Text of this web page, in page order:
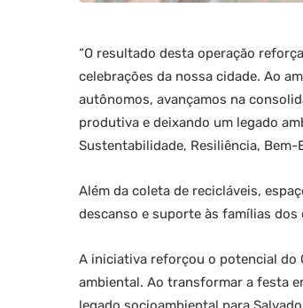
“O resultado desta operação
celebrações da nossa cidade. Ao
autônomos, avançamos na
produtiva e deixando um legado
Sustentabilidade, Resiliência, Bem-
Além da coleta de recicláveis,
descanso e suporte às famílias
A iniciativa reforçou o potencial do
ambiental. Ao transformar a festa